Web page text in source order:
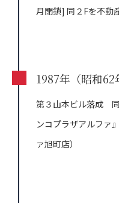
月閉鎖] 同２Fを不動
1987年（昭和62
第３山本ビル落成
ンコプラザアルファ
ァ旭町店）